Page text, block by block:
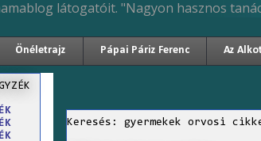
látogatóit. "Nagyon hasznos
Önéletrajz Pápai Páriz Ferenc Az
Keresés: gyermekek orvosi